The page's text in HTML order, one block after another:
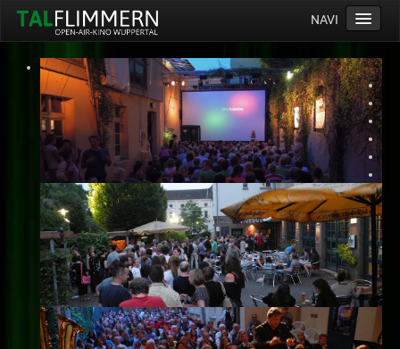
NAVI
Home
Programm
Service
Ticketinfos
Ort
Anreise
Wetter
Kinogutschein
Konzept
Archiv